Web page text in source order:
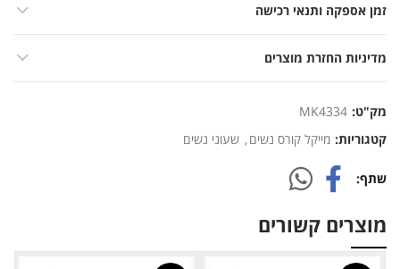
זמן אספקה ותנאי רכישה
מדיניות החזרת מוצרים
מק"ט: MK4334
קטגוריות: מייקל קורס נשים, שעוני נשים
שתף
מוצרים קשורים